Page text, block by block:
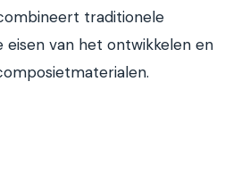
traditionele
van het ontwikkelen en